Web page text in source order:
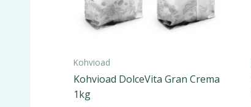
Kohvioad
Kohvioad DolceVita Gran Crema
1kg